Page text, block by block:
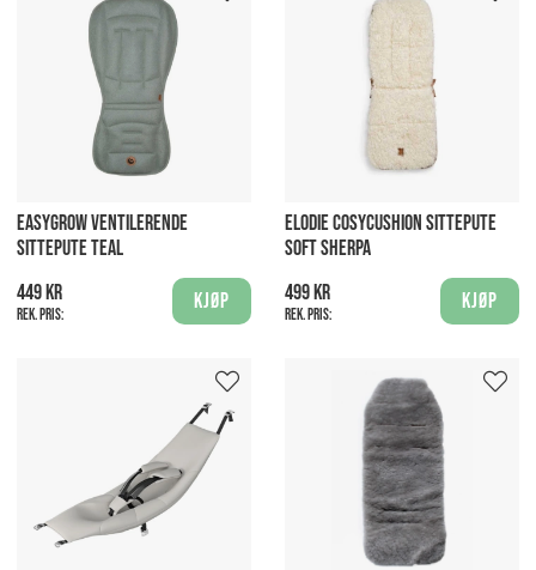
EASYGROW VENTILERENDE
SITTEPUTE TEAL
449 kr
Rek. pris:
Kjøp
ELODIE COSYCUSHION SITTEPUTE
SOFT SHERPA
499 kr
Rek. pris:
Kjøp